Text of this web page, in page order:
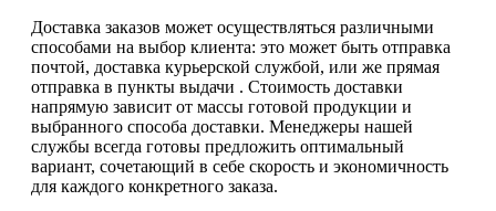
Доставка заказов может осуществляться различными
способами на выбор клиента: это может быть отправка
почтой, доставка курьерской службой, или же прямая
отправка в пункты выдачи . Стоимость доставки
напрямую зависит от массы готовой продукции и
выбранного способа доставки. Менеджеры нашей
службы всегда готовы предложить оптимальный
вариант, сочетающий в себе скорость и экономичность
для каждого конкретного заказа.